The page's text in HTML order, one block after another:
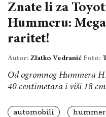
Znate li za
Hummeru:
raritet!
Autor: Zlatko Vedranić Foto:
Od ogromnog Hummera
40 centimetara i viši 18 cm
automobili hummer